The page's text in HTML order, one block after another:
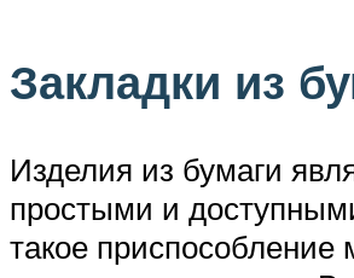
Закладки из
Изделия из бумаги
простыми и
такое приспособление